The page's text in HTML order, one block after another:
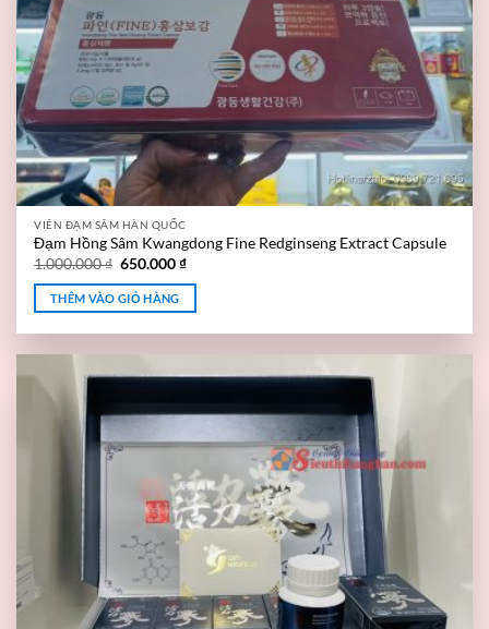
VIÊN ĐẠM SÂM HÀN QUỐC
Đạm Hồng Sâm Kwangdong Fine Redginseng Extract Capsule
1.000.000₫ 650.000₫
THÊM VÀO GIỎ HÀNG